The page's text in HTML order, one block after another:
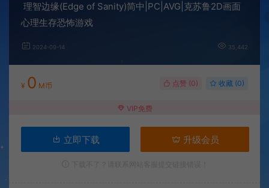
理智边缘(Edge of Sanity)简中|PC|AVG|克苏鲁2D画面
心理生存恐怖游戏
2024-09-14 35,442
¥ 0 M币 点赞 (0) 收藏 (0)
VIP免费
立即下载 升级会员